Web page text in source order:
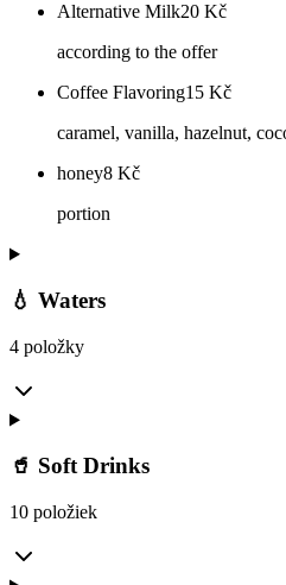
Alternative Milk20 Kč
according to the offer
Coffee Flavoring15 Kč
caramel, vanilla, hazelnut,
honey8 Kč
portion
💧 Waters
4 položky
🥤 Soft Drinks
10 položiek